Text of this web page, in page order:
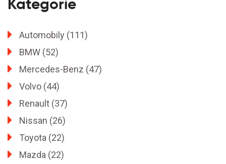
Automobily (111)
BMW (52)
Mercedes-Benz (47)
Volvo (44)
Renault (37)
Nissan (26)
Toyota (22)
Mazda (22)